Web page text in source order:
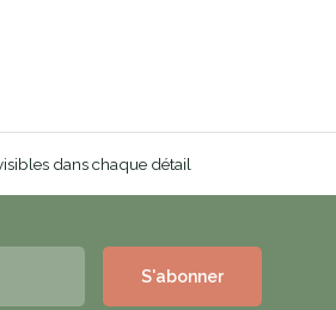
dans chaque détail
S'abonner